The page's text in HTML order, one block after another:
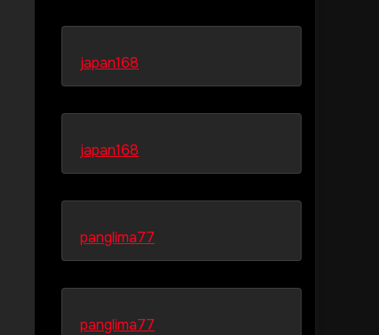
japan168
japan168
panglima77
panglima77